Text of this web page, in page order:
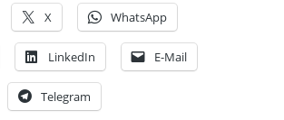
X WhatsApp
LinkedIn E-Mail
Telegram